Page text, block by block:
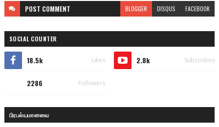
POST COMMENT BLOGGER DISQUS FACEBOOK
SOCIAL COUNTER
18.5k Likes 2.8k Subscribes
2286 Followers
பிரபல்யமானவை